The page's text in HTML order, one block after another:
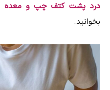
درد پشت کتف چپ و معده
بخوانید.